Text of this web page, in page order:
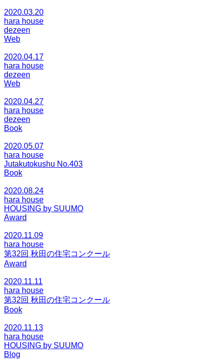
2020.03.20
hara house
dezeen
Web
2020.04.17
hara house
dezeen
Web
2020.04.27
hara house
dezeen
Book
2020.05.07
hara house
Jutakutokushu No.403
Book
2020.08.24
hara house
HOUSING by SUUMO
Award
2020.11.09
hara house
第32回 秋田の住宅コンクール
Award
2020.11.11
hara house
第32回 秋田の住宅コンクール
Book
2020.11.13
hara house
HOUSING by SUUMO
Blog